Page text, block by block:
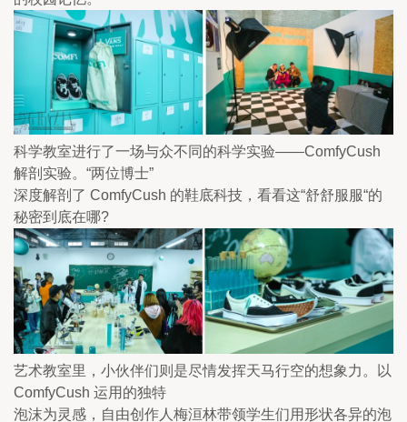
科学教室进行了一场与众不同的科学实验——ComfyCush
解剖实验。“两位博士”
深度解剖了 ComfyCush 的鞋底科技，看看这“舒舒服服“的
秘密到底在哪?
艺术教室里，小伙伴们则是尽情发挥天马行空的想象力。以
ComfyCush 运用的独特
泡沫为灵感，自由创作人梅洹林带领学生们用形状各异的泡